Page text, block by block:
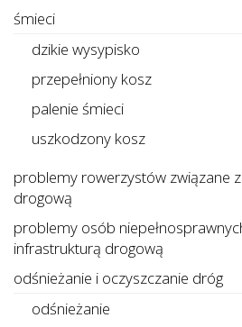
śmieci
dzikie wysypisko
przepełniony kosz
palenie śmieci
uszkodzony kosz
problemy rowerzystów związane
drogową
problemy osób
infrastrukturą drogową
odśnieżanie i oczyszczanie dróg
odśnieżanie